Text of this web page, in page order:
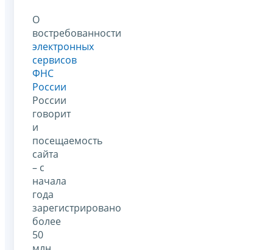
О
востребованности
электронных
сервисов
ФНС
России
России
говорит
и
посещаемость
сайта
– с
начала
года
зарегистрировано
более
50